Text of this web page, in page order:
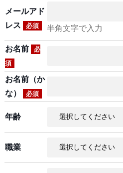
メールアド
レス
必須 半角文字で入力
お名前
必
須
お名前（か
な）
必須
年齢
職業